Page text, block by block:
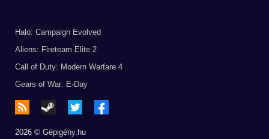
Halo: Campaign Evolved
Aliens: Fireteam Elite 2
Call of Duty: Modern Warfare 4
Gears of War: E-Day
2026 © Gépigény.hu